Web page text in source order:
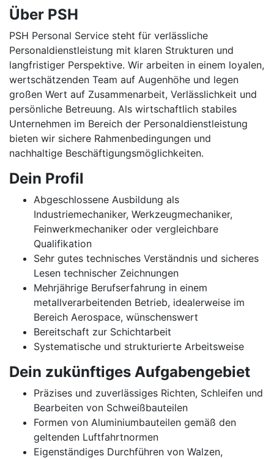
Über PSH
PSH Personal Service steht für verlässliche
Personaldienstleistung mit klaren Strukturen und
langfristiger Perspektive. Wir arbeiten in einem loyalen,
wertschätzenden Team auf Augenhöhe und legen
großen Wert auf Zusammenarbeit, Verlässlichkeit und
persönliche Betreuung. Als wirtschaftlich stabiles
Unternehmen im Bereich der Personaldienstleistung
bieten wir sichere Rahmenbedingungen und
nachhaltige Beschäftigungsmöglichkeiten.
Dein Profil
Abgeschlossene Ausbildung als
Industriemechaniker, Werkzeugmechaniker,
Feinwerkmechaniker oder vergleichbare
Qualifikation
Sehr gutes technisches Verständnis und sicheres
Lesen technischer Zeichnungen
Mehrjährige Berufserfahrung in einem
metallverarbeitenden Betrieb, idealerweise im
Bereich Aerospace, wünschenswert
Bereitschaft zur Schichtarbeit
Systematische und strukturierte Arbeitsweise
Dein zukünftiges Aufgabengebiet
Präzises und zuverlässiges Richten, Schleifen und
Bearbeiten von Schweißbauteilen
Formen von Aluminiumbauteilen gemäß den
geltenden Luftfahrtnormen
Eigenständiges Durchführen von Walzen,